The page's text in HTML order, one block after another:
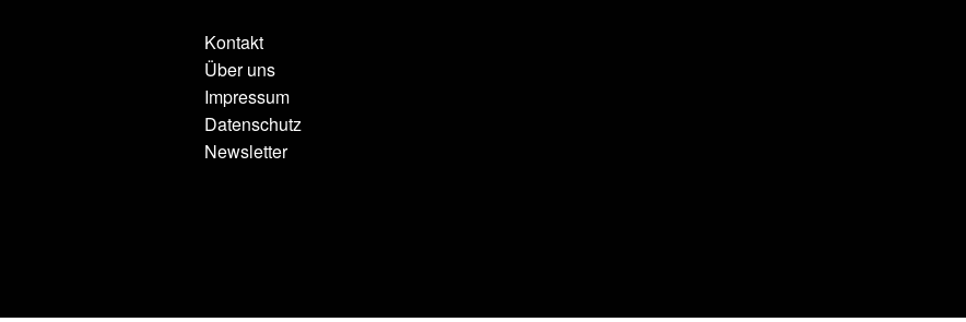
Kontakt
Über uns
Impressum
Datenschutz
Newsletter